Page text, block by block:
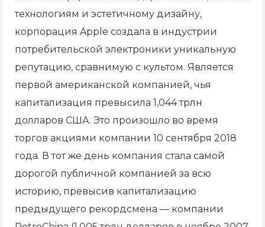
технологиям и эстетичному дизайну,
корпорация Apple создала в индустрии
потребительской электроники уникальную
репутацию, сравнимую с культом. Является
первой американской компанией, чья
капитализация превысила 1,044 трлн
долларов США. Это произошло во время
торгов акциями компании 10 сентября 2018
года. В тот же день компания стала самой
дорогой публичной компанией за всю
историю, превысив капитализацию
предыдущего рекордсмена — компании